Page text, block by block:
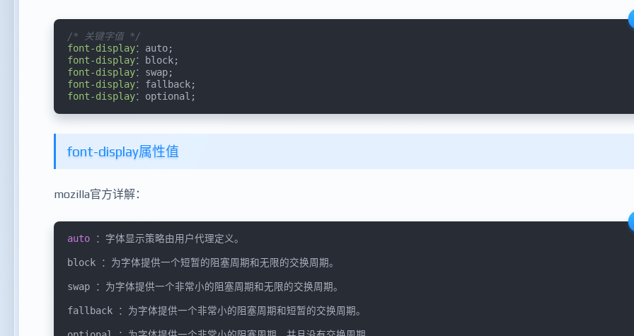
/* 关键字值 */
font-display
font-display
font-display
font-display
font-display：optional;
font-display属性值
mozilla官方详解：
auto ：字体显示策略由用户代理定义。
block ：为字体提供一个短暂的阻塞周期和无限的交换周期。
swap ：为字体提供一个非常小的阻塞周期和无限的交换周期。
fallback ：为字体提供一个非常小的阻塞周期和短暂的交换周期。